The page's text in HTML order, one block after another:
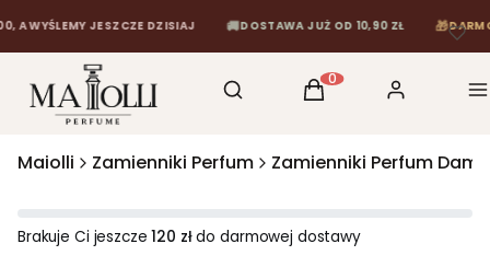
JESZCZE DZISIAJ 🚚 DOSTAWA JUŻ OD 10,90 ZŁ 🎁 DARMOWA
Otwórz wyszukiwarkę
Szukaj Produkty w koszyku:
Koszyk Zaloguj się
Maiolli Zamienniki Perfum Zamienniki Perfum
Brakuje Ci jeszcze120 złdo darmowej dostawy